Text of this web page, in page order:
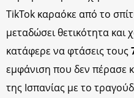
TikTok καραόκε από το
μεταδώσει θετικότητα και
κατάφερε να φτάσεις τους
εμφάνιση που δεν πέρασε
της Ισπανίας με το